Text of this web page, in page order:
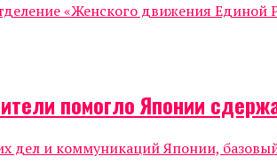
«Женского движения
помогло Японии
и коммуникаций Японии,